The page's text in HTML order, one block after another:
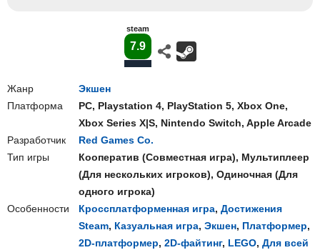
steam
7.9
Жанр
Экшен
Платформа
PC, Playstation 4, PlayStation 5, Xbox One,
Xbox Series X|S, Nintendo Switch, Apple Arcade
Разработчик
Red Games Co.
Тип игры
Кооператив (Совместная игра), Мультиплеер
(Для нескольких игроков), Одиночная (Для
одного игрока)
Особенности
Кроссплатформенная игра, Достижения
Steam, Казуальная игра, Экшен, Платформер,
2D-платформер, 2D-файтинг, LEGO, Для всей